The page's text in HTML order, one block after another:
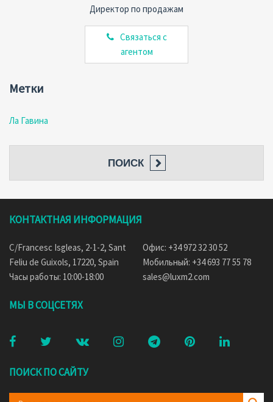
Директор по продажам
Связаться с
агентом
Метки
Ла Гавина
ПОИСК
КОНТАКТНАЯ ИНФОРМАЦИЯ
C/Francesc Isgleas, 2-1-2, Sant
Feliu de Guixols, 17220, Spain
Часы работы: 10:00-18:00
Офис: +34 972 32 30 52
Мобильный: +34 693 77 55 78
sales@luxm2.com
МЫ В СОЦСЕТЯХ
ПОИСК ПО САЙТУ